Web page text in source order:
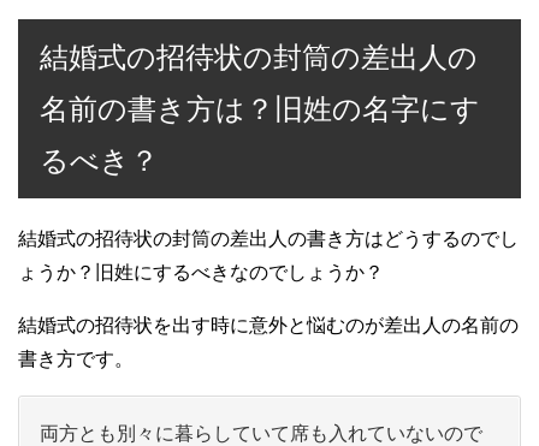
結婚式の招待状の封筒の差出人の
名前の書き方は？旧姓の名字にす
るべき？
結婚式の招待状の封筒の差出人の書き方はどうするのでし
ょうか？旧姓にするべきなのでしょうか？
結婚式の招待状を出す時に意外と悩むのが差出人の名前の
書き方です。
両方とも別々に暮らしていて席も入れていないので